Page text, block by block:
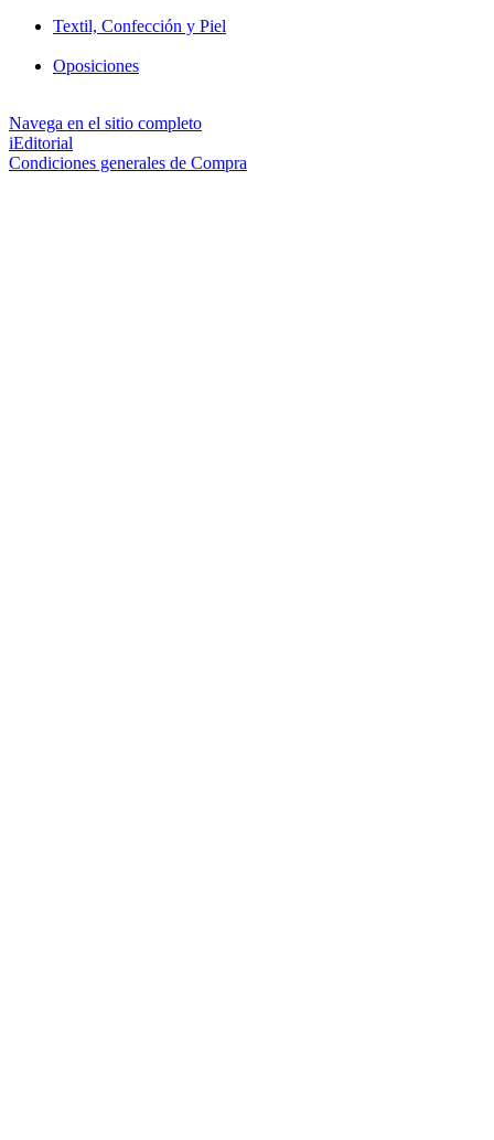
Textil, Confección y Piel
Oposiciones
Navega en el sitio completo
iEditorial
Condiciones generales de Compra